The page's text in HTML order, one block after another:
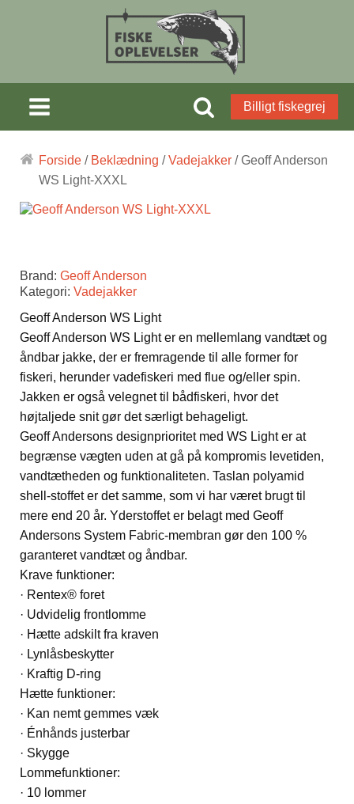
Billigt fiskegrej
Forside / Beklædning /Vadejakker / Geoff Anderson
WS Light-XXXL
Brand: Geoff Anderson
Kategori: Vadejakker
Geoff Anderson WS Light
Geoff Anderson WS Light er en mellemlang vandtæt og
åndbar jakke, der er fremragende til alle former for
fiskeri, herunder vadefiskeri med flue og/eller spin.
Jakken er også velegnet til bådfiskeri, hvor det
højtaljede snit gør det særligt behageligt.
Geoff Andersons designprioritet med WS Light er at
begrænse vægten uden at gå på kompromis levetiden,
vandtætheden og funktionaliteten. Taslan polyamid
shell-stoffet er det samme, som vi har været brugt til
mere end 20 år. Yderstoffet er belagt med Geoff
Andersons System Fabric-membran gør den 100 %
garanteret vandtæt og åndbar.
Krave funktioner:
· Rentex® foret
· Udvidelig frontlomme
· Hætte adskilt fra kraven
· Lynlåsbeskytter
· Kraftig D-ring
Hætte funktioner:
· Kan nemt gemmes væk
· Énhånds justerbar
· Skygge
Lommefunktioner:
· 10 lommer